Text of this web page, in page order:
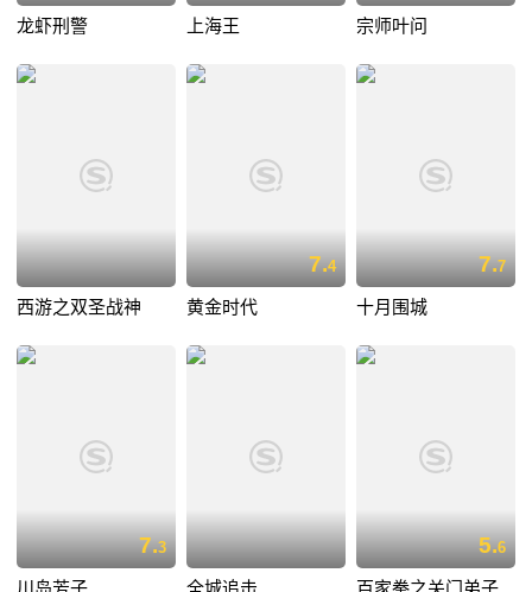
龙虾刑警 上海王 宗师叶问
西游之双圣战神
7.4
黄金时代
7.7
十月围城
7.3 5.6